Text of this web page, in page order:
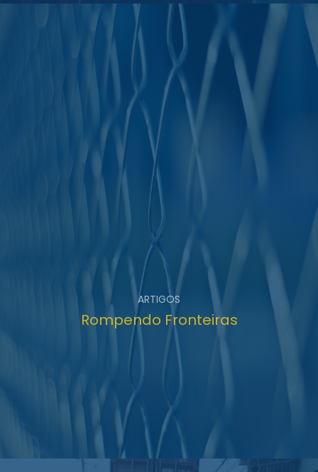
ARTIGOS
Rompendo Fronteiras